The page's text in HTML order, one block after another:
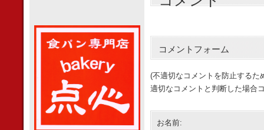
コメントフォーム
(不適切なコメントを防止するた
適切なコメントと判断した場合
お名前: